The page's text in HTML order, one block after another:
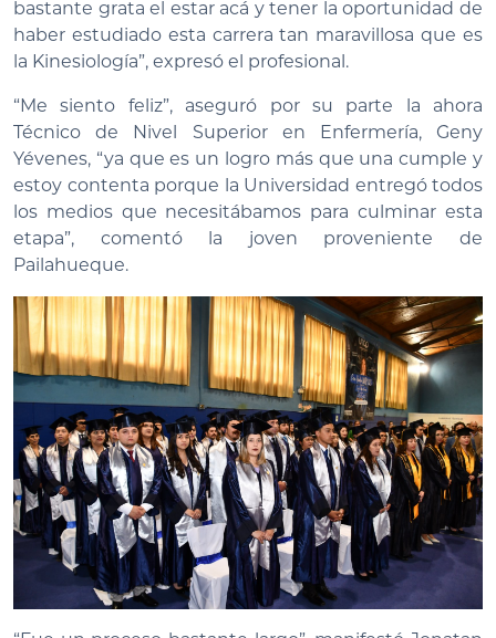
bastante grata el estar acá y tener la oportunidad de
haber estudiado esta carrera tan maravillosa que es
la Kinesiología”, expresó el profesional.
“Me siento feliz”, aseguró por su parte la ahora
Técnico de Nivel Superior en Enfermería, Geny
Yévenes, “ya que es un logro más que una cumple y
estoy contenta porque la Universidad entregó todos
los medios que necesitábamos para culminar esta
etapa”, comentó la joven proveniente de
Pailahueque.